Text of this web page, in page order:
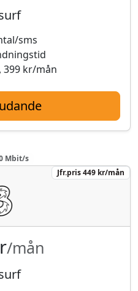
sms
399 kr/mån
Mbit/s
Jfr.pris 449 kr/mån
/mån